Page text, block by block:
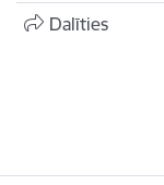
Dalīties